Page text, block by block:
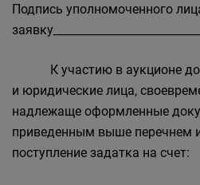
Подпись уполномоченного
К участию в аукционе
и юридические лица,
надлежаще оформленные
приведенным выше перечнем
поступление задатка на счет: